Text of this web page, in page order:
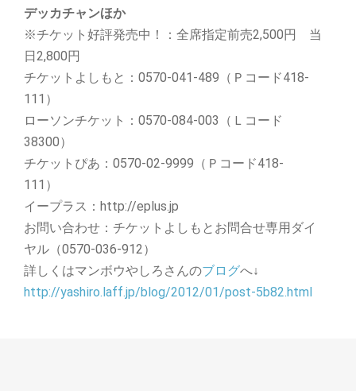
デッカチャンほか
※チケット好評発売中！：全席指定前売2,500円 当
日2,800円
チケットよしもと：0570-041-489（Ｐコード418-
111）
ローソンチケット：0570-084-003（Ｌコード
38300）
チケットぴあ：0570-02-9999（Ｐコード418-
111）
イープラス：http://eplus.jp
お問い合わせ：チケットよしもとお問合せ専用ダイ
ヤル（0570-036-912）
詳しくはマンボウやしろさんのブログへ↓
http://yashiro.laff.jp/blog/2012/01/post-5b82.html